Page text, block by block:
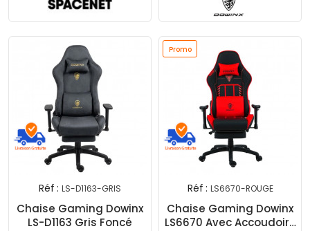
Réf : LS-D1163-GRIS
Chaise Gaming Dowinx
LS-D1163 Gris Foncé
Promo
Réf : LS6670-ROUGE
Chaise Gaming Dowinx
LS6670 Avec Accoudoirs